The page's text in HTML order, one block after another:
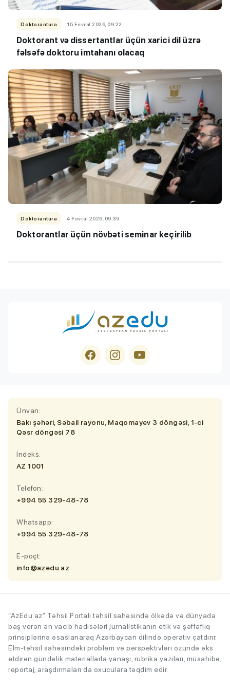
Doktorantura 15 Fevral 2026, 09:22
Doktorant və dissertantlar üçün xarici dil üzrə
fəlsəfə doktoru imtahanı olacaq
Doktorantura 4 Fevral 2026, 09:39
Doktorantlar üçün növbəti seminar keçirilib
Ünvan:
Bakı şəhəri, Səbail rayonu, Maqomayev 3 döngəsi, 1-ci
Qəsr döngəsi 78
İndeks:
AZ 1001
Telefon:
+994 55 329-48-78
Whatsapp:
+994 55 329-48-78
E-poçt:
info@azedu.az
“AzEdu.az” Təhsil Portalı təhsil sahəsində ölkədə və dünyada
baş verən ən vacib hadisələri jurnalistikanın etik və şəffaflıq
prinsiplərinə əsaslanaraq Azərbaycan dilində operativ çatdırır.
Elm-təhsil sahəsindəki problem və perspektivləri özündə əks
etdirən gündəlik materiallarla yanaşı, rubrika yazıları, müsahibə,
reportaj, araşdırmaları da oxuculara təqdim edir.